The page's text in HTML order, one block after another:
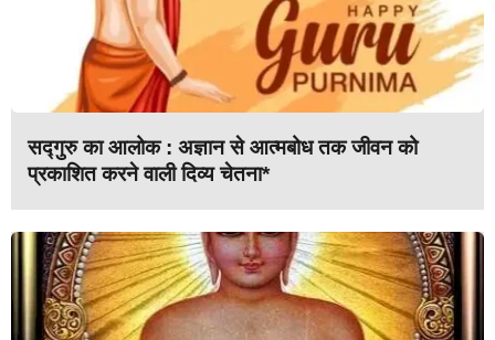
सद्गुरु का आलोक : अज्ञान से आत्मबोध तक जीवन को
प्रकाशित करने वाली दिव्य चेतना*